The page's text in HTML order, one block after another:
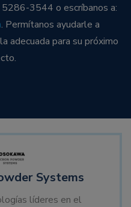
3544 o escríbanos a:
. Permítanos ayudarle a
adecuada para su próximo
Systems
líderes en el